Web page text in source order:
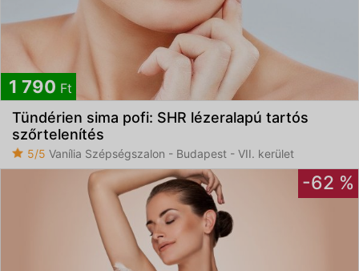
1 790 Ft
Tündérien sima pofi: SHR lézeralapú tartós
szőrtelenítés
5/5 Vanília Szépségszalon - Budapest - VII. kerület
-62 %